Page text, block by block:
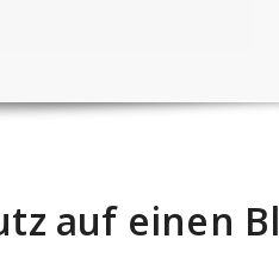
auf einen